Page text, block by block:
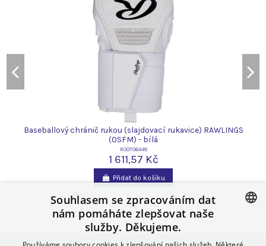
Baseballový chránič rukou (slajdovací rukavice) RAWLINGS
(OSFM) - bílá
R00706448
1 611,57 Kč
Přidat do košíku
Souhlasem se zpracováním dat
nám pomáháte zlepšovat naše
služby. Děkujeme.